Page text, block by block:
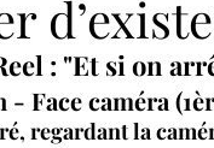
: "Et si on
Face caméra
regardant la